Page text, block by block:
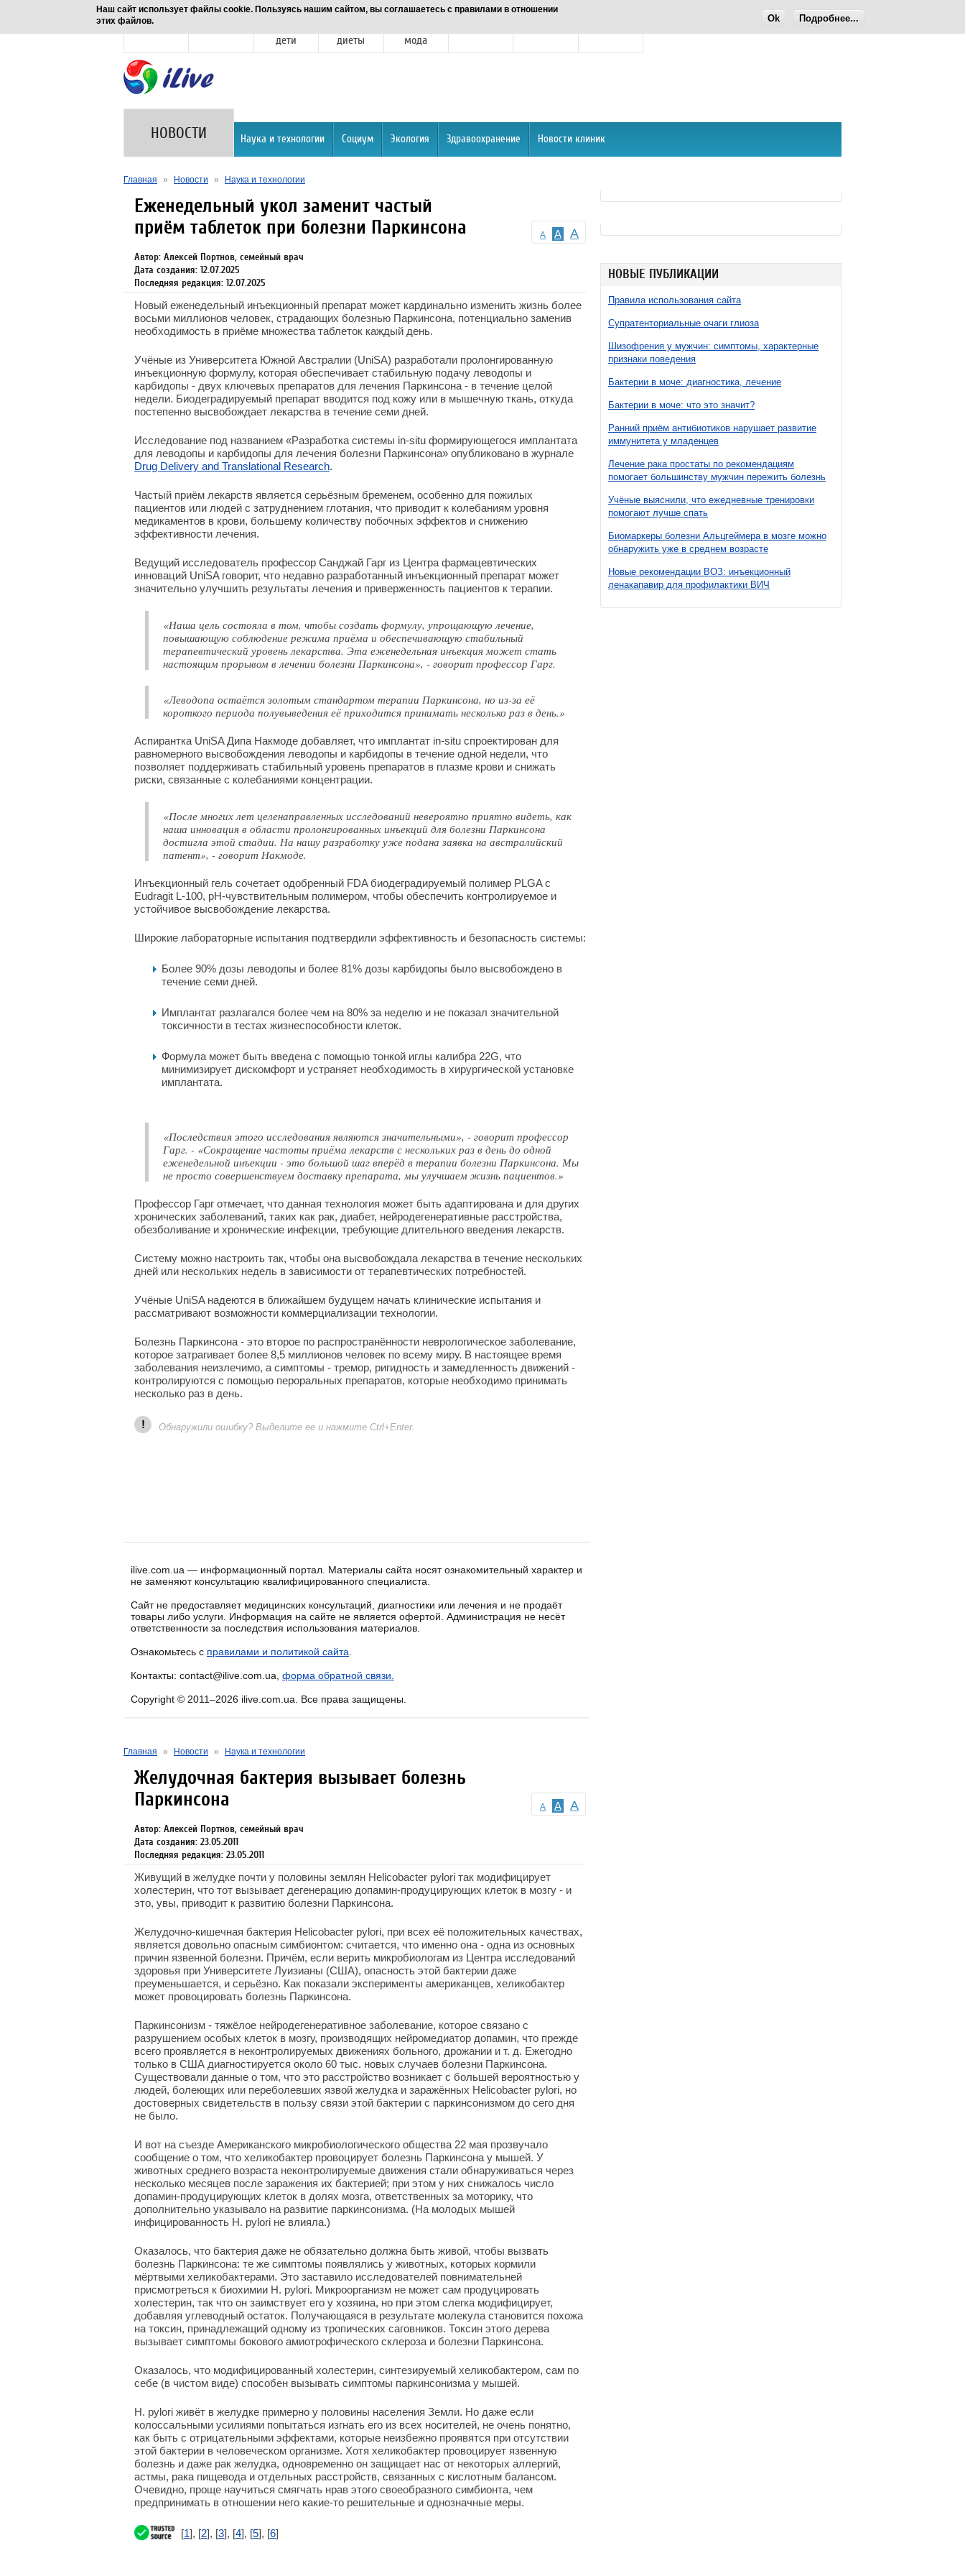
Наш сайт использует файлы cookie. Пользуясь нашим сайтом, вы соглашаетесь с правилами в отношении
этих файлов.
Ok Подробнее...
Новости
дети
диеты
мода
НОВОСТИ Наука и технологии Социум Экология Здравоохранение Новости клиник
Главная » Новости » Наука и технологии
НОВЫЕ ПУБЛИКАЦИИ
Правила использования сайта
Супратенториальные очаги глиоза
Шизофрения у мужчин: симптомы, характерные
признаки поведения
Бактерии в моче: диагностика, лечение
Бактерии в моче: что это значит?
Ранний приём антибиотиков нарушает развитие
иммунитета у младенцев
Лечение рака простаты по рекомендациям
помогает большинству мужчин пережить болезнь
Учёные выяснили, что ежедневные тренировки
помогают лучше спать
Биомаркеры болезни Альцгеймера в мозге можно
обнаружить уже в среднем возрасте
Новые рекомендации ВОЗ: инъекционный
ленакапавир для профилактики ВИЧ
A A A
Еженедельный укол заменит частый
приём таблеток при болезни Паркинсона
Автор: Алексей Портнов, семейный врач
Дата создания: 12.07.2025
Последняя редакция: 12.07.2025
Новый еженедельный инъекционный препарат может кардинально изменить жизнь более
восьми миллионов человек, страдающих болезнью Паркинсона, потенциально заменив
необходимость в приёме множества таблеток каждый день.
Учёные из Университета Южной Австралии (UniSA) разработали пролонгированную
инъекционную формулу, которая обеспечивает стабильную подачу леводопы и
карбидопы - двух ключевых препаратов для лечения Паркинсона - в течение целой
недели. Биодеградируемый препарат вводится под кожу или в мышечную ткань, откуда
постепенно высвобождает лекарства в течение семи дней.
Исследование под названием «Разработка системы in-situ формирующегося имплантата
для леводопы и карбидопы для лечения болезни Паркинсона» опубликовано в журнале
Drug Delivery and Translational Research.
Частый приём лекарств является серьёзным бременем, особенно для пожилых
пациентов или людей с затруднением глотания, что приводит к колебаниям уровня
медикаментов в крови, большему количеству побочных эффектов и снижению
эффективности лечения.
Ведущий исследователь профессор Санджай Гарг из Центра фармацевтических
инноваций UniSA говорит, что недавно разработанный инъекционный препарат может
значительно улучшить результаты лечения и приверженность пациентов к терапии.
«Наша цель состояла в том, чтобы создать формулу, упрощающую лечение,
повышающую соблюдение режима приёма и обеспечивающую стабильный
терапевтический уровень лекарства. Эта еженедельная инъекция может стать
настоящим прорывом в лечении болезни Паркинсона», - говорит профессор Гарг.
«Леводопа остаётся золотым стандартом терапии Паркинсона, но из-за её
короткого периода полувыведения её приходится принимать несколько раз в день.»
Аспирантка UniSA Дипа Накмоде добавляет, что имплантат in-situ спроектирован для
равномерного высвобождения леводопы и карбидопы в течение одной недели, что
позволяет поддерживать стабильный уровень препаратов в плазме крови и снижать
риски, связанные с колебаниями концентрации.
«После многих лет целенаправленных исследований невероятно приятно видеть, как
наша инновация в области пролонгированных инъекций для болезни Паркинсона
достигла этой стадии. На нашу разработку уже подана заявка на австралийский
патент», - говорит Накмоде.
Инъекционный гель сочетает одобренный FDA биодеградируемый полимер PLGA с
Eudragit L‑100, pH‑чувствительным полимером, чтобы обеспечить контролируемое и
устойчивое высвобождение лекарства.
Широкие лабораторные испытания подтвердили эффективность и безопасность системы:
Более 90% дозы леводопы и более 81% дозы карбидопы было высвобождено в
течение семи дней.
Имплантат разлагался более чем на 80% за неделю и не показал значительной
токсичности в тестах жизнеспособности клеток.
Формула может быть введена с помощью тонкой иглы калибра 22G, что
минимизирует дискомфорт и устраняет необходимость в хирургической установке
имплантата.
«Последствия этого исследования являются значительными», - говорит профессор
Гарг. - «Сокращение частоты приёма лекарств с нескольких раз в день до одной
еженедельной инъекции - это большой шаг вперёд в терапии болезни Паркинсона. Мы
не просто совершенствуем доставку препарата, мы улучшаем жизнь пациентов.»
Профессор Гарг отмечает, что данная технология может быть адаптирована и для других
хронических заболеваний, таких как рак, диабет, нейродегенеративные расстройства,
обезболивание и хронические инфекции, требующие длительного введения лекарств.
Систему можно настроить так, чтобы она высвобождала лекарства в течение нескольких
дней или нескольких недель в зависимости от терапевтических потребностей.
Учёные UniSA надеются в ближайшем будущем начать клинические испытания и
рассматривают возможности коммерциализации технологии.
Болезнь Паркинсона - это второе по распространённости неврологическое заболевание,
которое затрагивает более 8,5 миллионов человек по всему миру. В настоящее время
заболевания неизлечимо, а симптомы - тремор, ригидность и замедленность движений -
контролируются с помощью пероральных препаратов, которые необходимо принимать
несколько раз в день.
! Обнаружили ошибку? Выделите ее и нажмите Ctrl+Enter.
ilive.com.ua — информационный портал. Материалы сайта носят ознакомительный характер и
не заменяют консультацию квалифицированного специалиста.
Сайт не предоставляет медицинских консультаций, диагностики или лечения и не продаёт
товары либо услуги. Информация на сайте не является офертой. Администрация не несёт
ответственности за последствия использования материалов.
Ознакомьтесь с правилами и политикой сайта
Контакты: contact@ilive.com.ua, форма обратной связи.
Copyright © 2011–2026 ilive.com.ua. Все права защищены.
Главная » Новости » Наука и технологии
A A A
Желудочная бактерия вызывает болезнь
Паркинсона
Автор: Алексей Портнов, семейный врач
Дата создания: 23.05.2011
Последняя редакция: 23.05.2011
Живущий в желудке почти у половины землян Helicobacter pylori так модифицирует
холестерин, что тот вызывает дегенерацию допамин-продуцирующих клеток в мозгу - и
это, увы, приводит к развитию болезни Паркинсона.
Желудочно-кишечная бактерия Helicobacter pylori, при всех её положительных качествах,
является довольно опасным симбионтом: считается, что именно она - одна из основных
причин язвенной болезни. Причём, если верить микробиологам из Центра исследований
здоровья при Университете Луизианы (США), опасность этой бактерии даже
преуменьшается, и серьёзно. Как показали эксперименты американцев, хеликобактер
может провоцировать болезнь Паркинсона.
Паркинсонизм - тяжёлое нейродегенеративное заболевание, которое связано с
разрушением особых клеток в мозгу, производящих нейромедиатор допамин, что прежде
всего проявляется в неконтролируемых движениях больного, дрожании и т. д. Ежегодно
только в США диагностируется около 60 тыс. новых случаев болезни Паркинсона.
Существовали данные о том, что это расстройство возникает с большей вероятностью у
людей, болеющих или переболевших язвой желудка и заражённых Helicobacter pylori, но
достоверных свидетельств в пользу связи этой бактерии с паркинсонизмом до сего дня
не было.
И вот на съезде Американского микробиологического общества 22 мая прозвучало
сообщение о том, что хеликобактер провоцирует болезнь Паркинсона у мышей. У
животных среднего возраста неконтролируемые движения стали обнаруживаться через
несколько месяцев после заражения их бактерией; при этом у них снижалось число
допамин-продуцирующих клеток в долях мозга, ответственных за моторику, что
дополнительно указывало на развитие паркинсонизма. (На молодых мышей
инфицированность H. pylori не влияла.)
Оказалось, что бактерия даже не обязательно должна быть живой, чтобы вызвать
болезнь Паркинсона: те же симптомы появлялись у животных, которых кормили
мёртвыми хеликобактерами. Это заставило исследователей повнимательней
присмотреться к биохимии H. pylori. Микроорганизм не может сам продуцировать
холестерин, так что он заимствует его у хозяина, но при этом слегка модифицирует,
добавляя углеводный остаток. Получающаяся в результате молекула становится похожа
на токсин, принадлежащий одному из тропических саговников. Токсин этого дерева
вызывает симптомы бокового амиотрофического склероза и болезни Паркинсона.
Оказалось, что модифицированный холестерин, синтезируемый хеликобактером, сам по
себе (в чистом виде) способен вызывать симптомы паркинсонизма у мышей.
H. pylori живёт в желудке примерно у половины населения Земли. Но даже если
колоссальными усилиями попытаться изгнать его из всех носителей, не очень понятно,
как быть с отрицательными эффектами, которые неизбежно проявятся при отсутствии
этой бактерии в человеческом организме. Хотя хеликобактер провоцирует язвенную
болезнь и даже рак желудка, одновременно он защищает нас от некоторых аллергий,
астмы, рака пищевода и отдельных расстройств, связанных с кислотным балансом.
Очевидно, проще научиться смягчать нрав этого своеобразного симбионта, чем
предпринимать в отношении него какие-то решительные и однозначные меры.
[1], [2], [3], [4], [5], [6]